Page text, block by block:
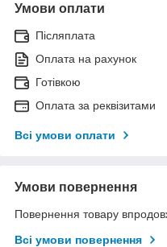
Умови оплати
Післяплата
Оплата на рахунок
Готівкою
Оплата за реквізитами
Всі умови оплати
Умови повернення
Повернення товару
Всі умови повернення